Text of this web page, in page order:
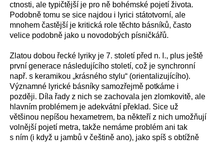
ctnosti, ale typičtější je pro ně bohémské pojetí života.
Podobně tomu se sice najdou i lyrici státotvorní, ale
mnohem častější je kritická role těchto básníků, často
velice podobně jako u novodobých písničkářů.
Zlatou dobou řecké lyriky je 7. století před n. l., plus ještě
první generace následujícího století, což je synchronní
např. s keramikou „krásného stylu“ (orientalizujícího).
Významné lyrické básníky samozřejmě potkáme i
později. Díla řady z nich se zachovala jen zlomkovitě, ale
hlavním problémem je adekvátní překlad. Sice už
většinou nepíšou hexametrem, ba někteří z nich umožňují
volnější pojetí metra, takže nemáme problém ani tak
s ním (i když u jambů v češtině ano), jako spíš s obtížně